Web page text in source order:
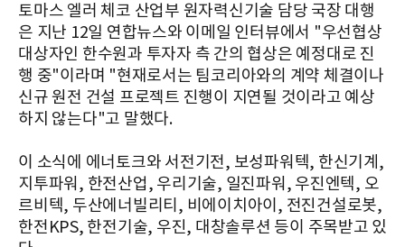
토마스 엘러 체코 산업부 원자력신기술 담당 국장 대행
은 지난 12일 연합뉴스와 이메일 인터뷰에서 "우선협상
대상자인 한수원과 투자자 측 간의 협상은 예정대로 진
행 중"이라며 "현재로서는 팀코리아와의 계약 체결이나
신규 원전 건설 프로젝트 진행이 지연될 것이라고 예상
하지 않는다"고 말했다.
이 소식에 에너토크와 서전기전, 보성파워텍, 한신기계,
지투파워, 한전산업, 우리기술, 일진파워, 우진엔텍, 오
르비텍, 두산에너빌리티, 비에이치아이, 전진건설로봇,
한전KPS, 한전기술, 우진, 대창솔루션 등이 주목받고 있